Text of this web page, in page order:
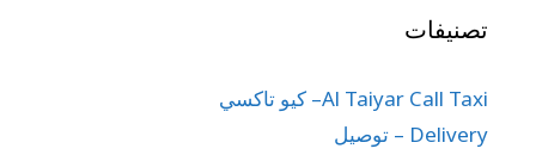
Taxi in Bayan
Taxi in Rumaithiya,Taxi in Salam
Taxi in shaab,Taxi